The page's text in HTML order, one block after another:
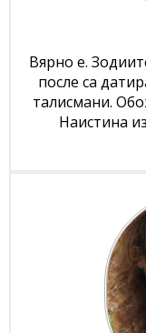
Вярно е.
после са
талисмани.
Наистина